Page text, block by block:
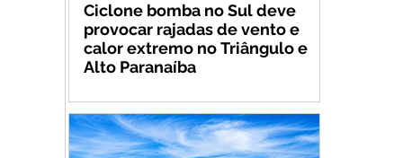
Ciclone bomba no Sul deve
provocar rajadas de vento e
calor extremo no Triângulo e
Alto Paranaíba